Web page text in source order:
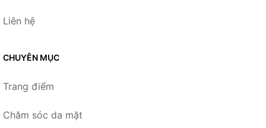
Liên hệ
CHUYÊN MỤC
Trang điểm
Chăm sóc da mặt